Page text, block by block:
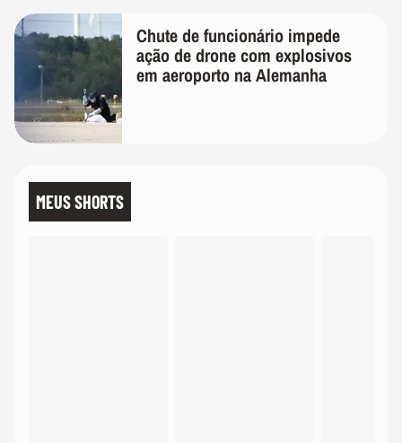
Chute de funcionário impede
ação de drone com explosivos
em aeroporto na Alemanha
MEUS SHORTS